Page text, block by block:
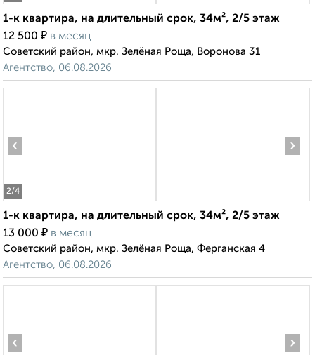
1-к квартира, на длительный срок, 34м², 2/5 этаж
12 500 ₽ в месяц
Советский район, мкр. Зелёная Роща, Воронова 31
Агентство, 06.08.2026
2/4
‹ ›
1-к квартира, на длительный срок, 34м², 2/5 этаж
13 000 ₽ в месяц
Советский район, мкр. Зелёная Роща, Ферганская 4
Агентство, 06.08.2026
‹ ›